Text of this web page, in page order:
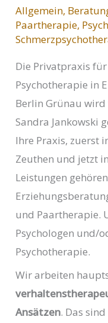
Allgemein,
Paartherapie,
Die Privatpraxis
Psychotherapie in
Berlin Grünau
Sandra Jankowski
Ihre Praxis, zuerst
Zeuthen und jetzt
Leistungen
und Paartherapie.
Psychologen und/
Psychotherapie.
Wir arbeiten
Ansätzen. Das